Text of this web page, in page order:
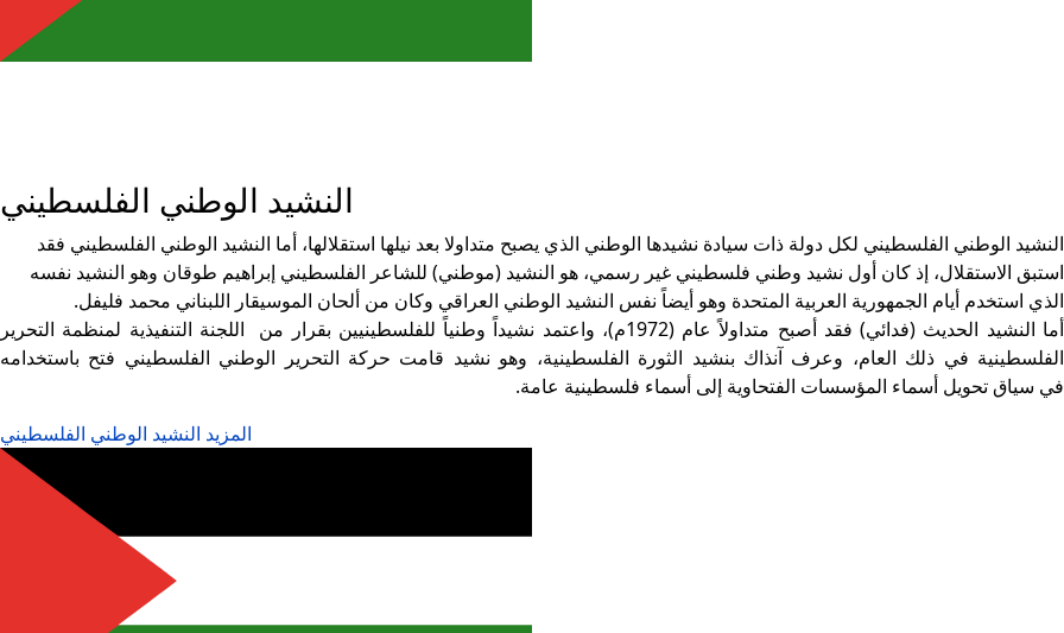
النشيد الوطني الفلسطيني
النشيد الوطني الفلسطيني لكل دولة ذات سيادة نشيدها الوطني الذي يصبح متداولا بعد نيلها استقلالها، أما النشيد الوطني الفلسطيني فقد
استبق الاستقلال، إذ كان أول نشيد وطني فلسطيني غير رسمي، هو النشيد (موطني) للشاعر الفلسطيني إبراهيم طوقان وهو النشيد نفسه
الذي استخدم أيام الجمهورية العربية المتحدة وهو أيضاً نفس النشيد الوطني العراقي وكان من ألحان الموسيقار اللبناني محمد فليفل.
أما النشيد الحديث (فدائي) فقد أصبح متداولاً عام (1972م)، واعتمد نشيداً وطنياً للفلسطينيين بقرار من اللجنة التنفيذية لمنظمة التحرير
الفلسطينية في ذلك العام، وعرف آنذاك بنشيد الثورة الفلسطينية، وهو نشيد قامت حركة التحرير الوطني الفلسطيني فتح باستخدامه
في سياق تحويل أسماء المؤسسات الفتحاوية إلى أسماء فلسطينية عامة.
المزيد النشيد الوطني الفلسطيني